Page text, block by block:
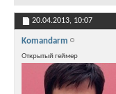
20.04.2013, 10:07
Komandarm
Открытый геймер